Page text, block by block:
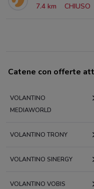
7.4 km
CHIUSO
Catene con offerte
VOLANTINO
MEDIAWORLD
VOLANTINO TRONY
VOLANTINO SINERGY
VOLANTINO VOBIS